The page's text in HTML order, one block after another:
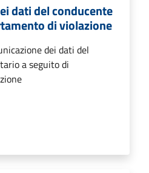
dati del conducente
di violazione
dei dati del
a seguito di